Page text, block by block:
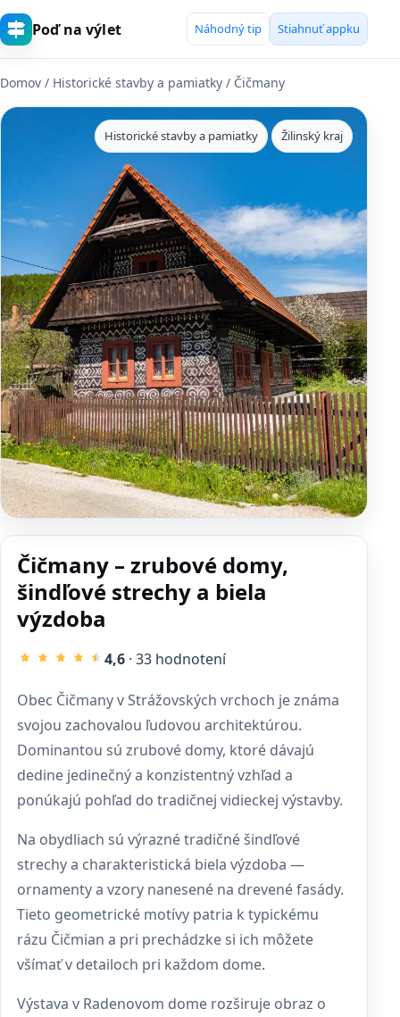
Poď na výlet Náhodný tip Stiahnuť appku
Domov / Historické stavby a pamiatky / Čičmany
Historické stavby a pamiatky Žilinský kraj
Čičmany – zrubové domy,
šindľové strechy a biela
výzdoba
4,6 · 33 hodnotení
Obec Čičmany v Strážovských vrchoch je známa
svojou zachovalou ľudovou architektúrou.
Dominantou sú zrubové domy, ktoré dávajú
dedine jedinečný a konzistentný vzhľad a
ponúkajú pohľad do tradičnej vidieckej výstavby.
Na obydliach sú výrazné tradičné šindľové
strechy a charakteristická biela výzdoba —
ornamenty a vzory nanesené na drevené fasády.
Tieto geometrické motívy patria k typickému
rázu Čičmian a pri prechádzke si ich môžete
všímať v detailoch pri každom dome.
Výstava v Radenovom dome rozširuje obraz o